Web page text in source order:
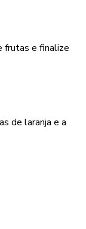
frutas e finalize
de laranja e a